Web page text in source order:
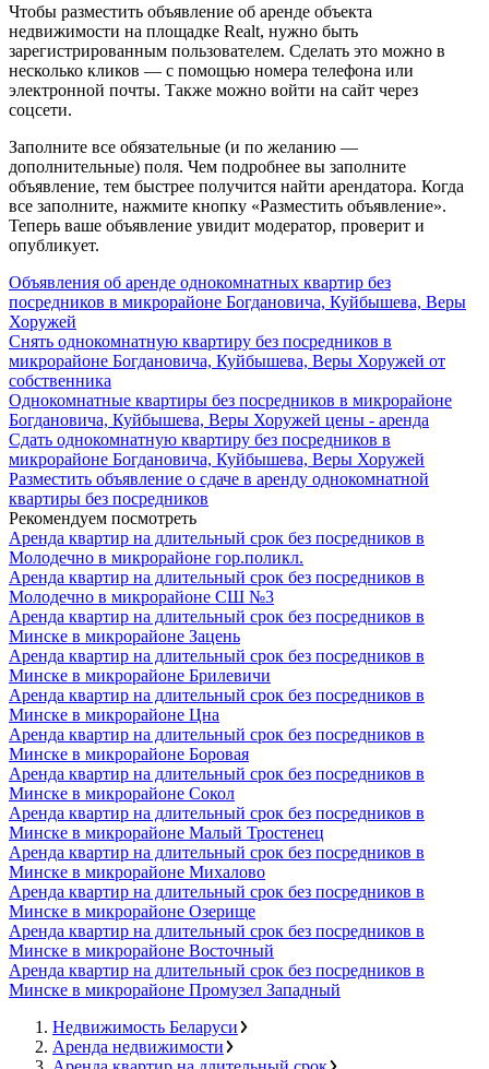
Чтобы разместить объявление об аренде объекта
недвижимости на площадке Realt, нужно быть
зарегистрированным пользователем. Сделать это можно в
несколько кликов — с помощью номера телефона или
электронной почты. Также можно войти на сайт через
соцсети.
Заполните все обязательные (и по желанию —
дополнительные) поля. Чем подробнее вы заполните
объявление, тем быстрее получится найти арендатора. Когда
все заполните, нажмите кнопку «Разместить объявление».
Теперь ваше объявление увидит модератор, проверит и
опубликует.
Объявления об аренде однокомнатных квартир без
посредников в микрорайоне Богдановича, Куйбышева, Веры
Хоружей
Снять однокомнатную квартиру без посредников в
микрорайоне Богдановича, Куйбышева, Веры Хоружей от
собственника
Однокомнатные квартиры без посредников в микрорайоне
Богдановича, Куйбышева, Веры Хоружей цены - аренда
Сдать однокомнатную квартиру без посредников в
микрорайоне Богдановича, Куйбышева, Веры Хоружей
Разместить объявление о сдаче в аренду однокомнатной
квартиры без посредников
Рекомендуем посмотреть
Аренда квартир на длительный срок без посредников в
Молодечно в микрорайоне гор.поликл.
Аренда квартир на длительный срок без посредников в
Молодечно в микрорайоне СШ №3
Аренда квартир на длительный срок без посредников в
Минске в микрорайоне Зацень
Аренда квартир на длительный срок без посредников в
Минске в микрорайоне Брилевичи
Аренда квартир на длительный срок без посредников в
Минске в микрорайоне Цна
Аренда квартир на длительный срок без посредников в
Минске в микрорайоне Боровая
Аренда квартир на длительный срок без посредников в
Минске в микрорайоне Сокол
Аренда квартир на длительный срок без посредников в
Минске в микрорайоне Малый Тростенец
Аренда квартир на длительный срок без посредников в
Минске в микрорайоне Михалово
Аренда квартир на длительный срок без посредников в
Минске в микрорайоне Озерище
Аренда квартир на длительный срок без посредников в
Минске в микрорайоне Восточный
Аренда квартир на длительный срок без посредников в
Минске в микрорайоне Промузел Западный
Недвижимость Беларуси
Аренда недвижимости